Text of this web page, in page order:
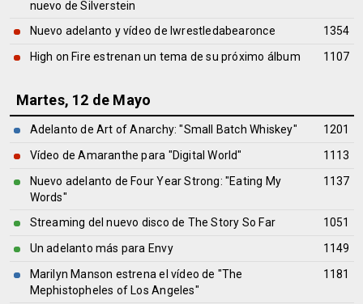
nuevo de Silverstein
Nuevo adelanto y vídeo de Iwrestledabearonce
1354
High on Fire estrenan un tema de su próximo álbum
1107
Martes, 12 de Mayo
Adelanto de Art of Anarchy: "Small Batch Whiskey"
1201
Vídeo de Amaranthe para "Digital World"
1113
Nuevo adelanto de Four Year Strong: "Eating My
Words"
1137
Streaming del nuevo disco de The Story So Far
1051
Un adelanto más para Envy
1149
Marilyn Manson estrena el vídeo de "The
Mephistopheles of Los Angeles"
1181